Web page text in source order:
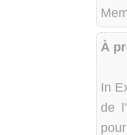
À
In
de